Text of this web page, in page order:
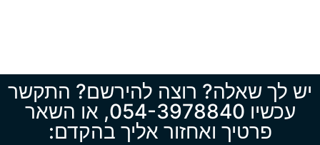
יש לך שאלה? רוצה להירשם? התקשר
עכשיו 054-3978840, או השאר
פרטיך ואחזור אליך בהקדם: